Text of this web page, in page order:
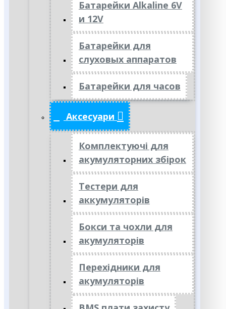
Батарейки Alkaline 6V
и 12V
Батарейки для
слуховых аппаратов
Батарейки для часов
Аксесуари
Комплектуючі для
акумуляторних збірок
Тестери для
аккумуляторів
Бокси та чохли для
акумуляторів
Перехідники для
акумуляторів